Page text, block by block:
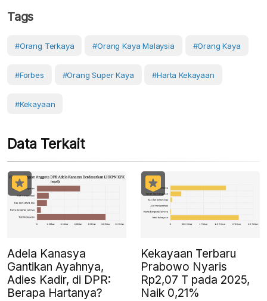
Tags
#orang Terkaya #Orang Kaya Malaysia #orang Kaya
#Forbes #Orang Super Kaya #Harta Kekayaan
#Kekayaan
Data Terkait
Adela Kanasya
Gantikan Ayahnya,
Adies Kadir, di DPR:
Berapa Hartanya?
Kekayaan Terbaru
Prabowo Nyaris
Rp2,07 T pada 2025,
Naik 0,21%